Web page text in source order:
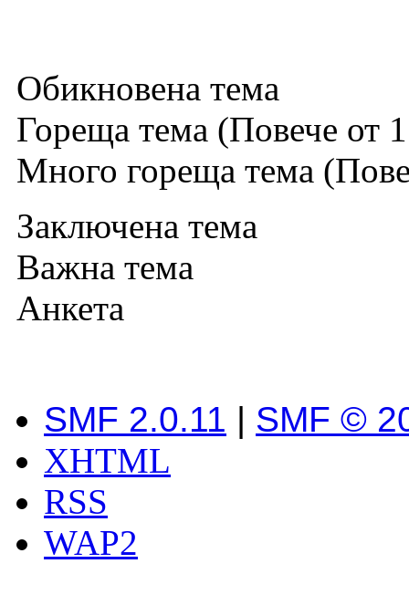
Обикновена тема
Гореща тема (Повече от
Много гореща тема
Заключена тема
Важна тема
Анкета
SMF 2.0.11 | SMF ©
XHTML
RSS
WAP2